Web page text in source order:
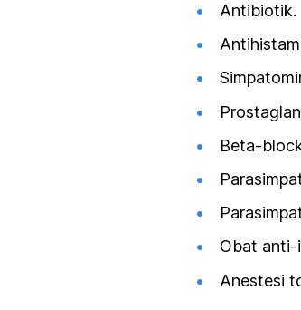
Antibiotik.
Beta-
Obat anti-
Anestesi